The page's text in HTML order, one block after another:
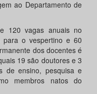
ao Departamento de
120 vagas anuais no
para o vespertino e 60
dos docentes é
19 são doutores e 3
de ensino, pesquisa e
membros natos do